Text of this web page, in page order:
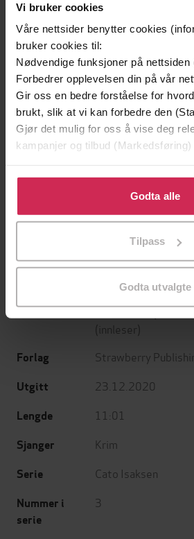
Vi bruker cookies
Våre nettsider benytter cookies
bruker cookies til:
Nødvendige funksjoner på nettsiden
Forbedrer opplevelsen din på vår
Gir oss en bedre forståelse for
brukt, slik at vi kan forbedre den
Gjør det mulig for oss å vise deg
kampanjer og tilbud (Markedsføring)
Klikk på «Godta alle» for å gi oss
bruke cookies for alle disse
tilpasse ditt samtykke til spesifikke
Godta alle
Tilpass
Godta utvalgte
Jo Nesbø
Unni Lindell
(innleser)
Forlag Strawberry
Utgitt 23.12.2020
Lengde 11:01
Sjanger Krim
Serie Cato Isaksen
Nummer i
serie
3